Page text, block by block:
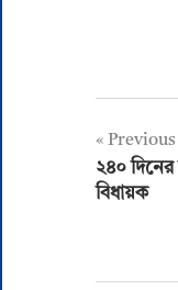
Post
Previous
২৪০ দিনের
বিধায়ক